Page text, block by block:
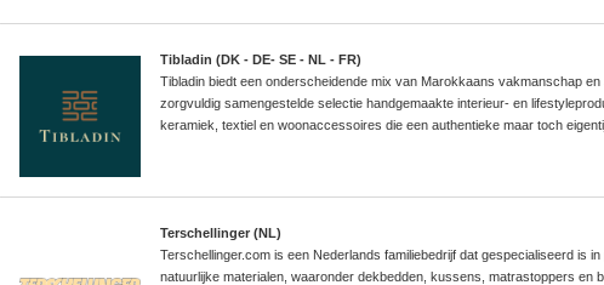
Tibladin (DK - DE- SE - NL - FR)
Tibladin biedt een onderscheidende mix van Marokkaans vakmanschap
zorgvuldig samengestelde selectie handgemaakte interieur- en
keramiek, textiel en woonaccessoires die een authentieke maar toch
Terschellinger (NL)
Terschellinger.com is een Nederlands familiebedrijf dat gespecialiseerd is
natuurlijke materialen, waaronder dekbedden, kussens, matrastoppers en